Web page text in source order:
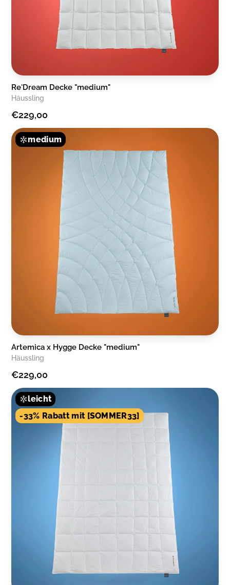
Re'Dream Decke "medium"
Häussling
€229,00
medium
Artemica x Hygge Decke "medium"
Häussling
€229,00
leicht
-33% Rabatt mit [SOMMER33]